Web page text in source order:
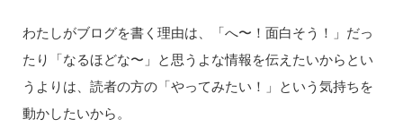
わたしがブログを書く理由は、「へ〜！面白そう！」だっ
たり「なるほどな〜」と思うよな情報を伝えたいからとい
うよりは、読者の方の「やってみたい！」という気持ちを
動かしたいから。